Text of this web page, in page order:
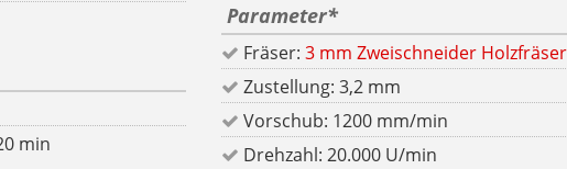
min
Parameter*
Fräser: 3 mm Zweischneider Holzfräser
Zustellung: 3,2 mm
Vorschub: 1200 mm/min
Drehzahl: 20.000 U/min